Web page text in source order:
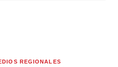
REGIONALES